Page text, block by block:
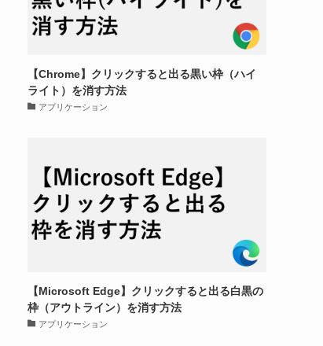
【Chrome】クリックすると出る黒い枠（ハイ
ライト）を消す方法
アプリケーション
【Microsoft Edge】クリックすると出る白黒の
枠（アウトライン）を消す方法
アプリケーション